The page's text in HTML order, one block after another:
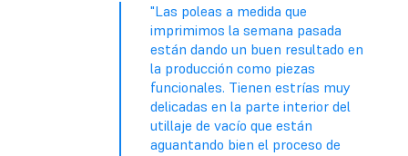
"Las poleas a medida que
imprimimos la semana pasada
están dando un buen resultado en
la producción como piezas
funcionales. Tienen estrías muy
delicadas en la parte interior del
utillaje de vacío que están
aguantando bien el proceso de